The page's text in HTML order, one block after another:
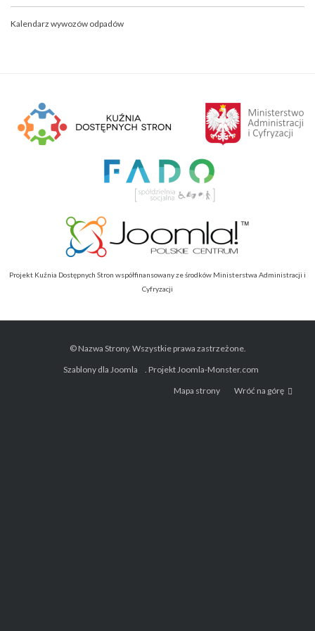
Kalendarz wywozów odpadów
Projekt Kuźnia Dostępnych Stron współfinansowany ze środków Ministerstwa Administracji i
Cyfryzacji
© Nazwa Strony. Wszystkie prawa zastrzeżone.
Szablony dla Joomla
. Projekt Joomla-Monster.com
Mapa strony
Wróć na górę